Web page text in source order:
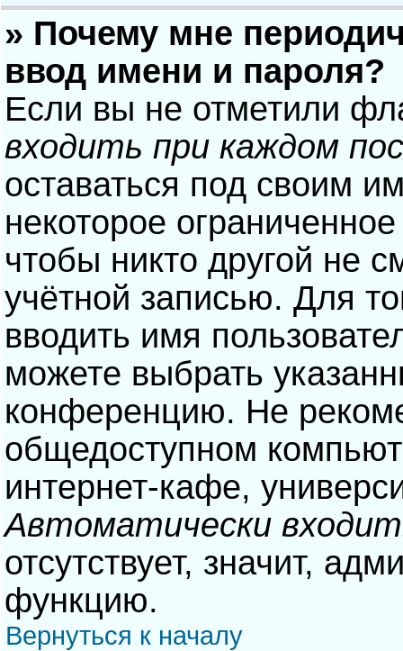
» Почему мне
ввод имени и пароля?
Если вы не отметили
входить при каждом
оставаться под своим
некоторое
чтобы никто другой не
учётной записью. Для
вводить имя
можете выбрать
конференцию. Не
общедоступном
интернет-кафе,
Автоматически
отсутствует, значит,
функцию.
Вернуться к началу